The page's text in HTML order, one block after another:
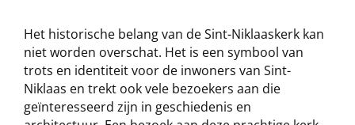
Het historische belang van de Sint-Niklaaskerk kan
niet worden overschat. Het is een symbool van
trots en identiteit voor de inwoners van Sint-
Niklaas en trekt ook vele bezoekers aan die
geïnteresseerd zijn in geschiedenis en